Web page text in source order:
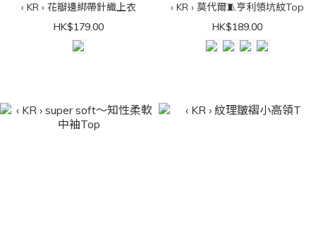
‹ KR › 花瓣邊綁帶針織上衣
HK$179.00
‹ KR › 莫代爾🧵亨利領坑紋Top
HK$189.00